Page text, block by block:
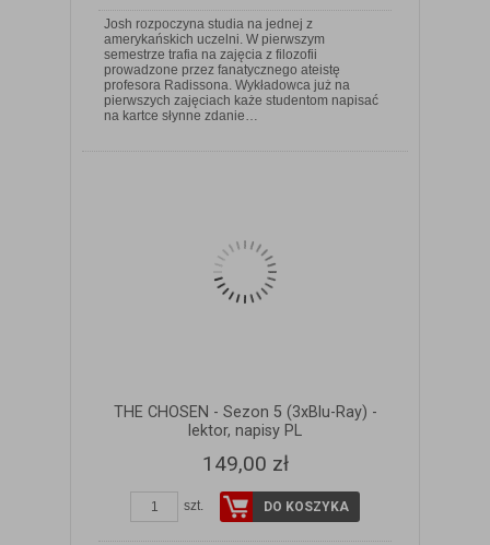
Josh rozpoczyna studia na jednej z
amerykańskich uczelni. W pierwszym
semestrze trafia na zajęcia z filozofii
prowadzone przez fanatycznego ateistę
profesora Radissona. Wykładowca już na
pierwszych zajęciach każe studentom napisać
na kartce słynne zdanie…
ZOBACZ SZCZEGÓŁY
THE CHOSEN - Sezon 5 (3xBlu-Ray) -
lektor, napisy PL
149,00 zł
szt. DO KOSZYKA